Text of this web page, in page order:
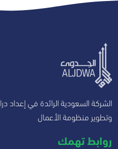
الشركة السعودية الرائدة في إعداد
وتطوير منظومة الأعمال
روابط تهمك